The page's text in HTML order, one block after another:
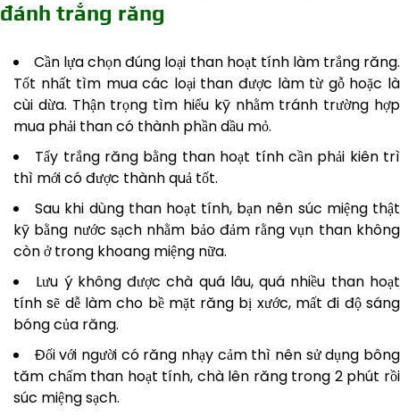
đánh trắng răng
Cần lựa chọn đúng loại than hoạt tính làm trắng răng.
Tốt nhất tìm mua các loại than được làm từ gỗ hoặc là
cùi dừa. Thận trọng tìm hiểu kỹ nhằm tránh trường hợp
mua phải than có thành phần dầu mỏ.
Tẩy trắng răng bằng than hoạt tính cần phải kiên trì
thì mới có được thành quả tốt.
Sau khi dùng than hoạt tính, bạn nên súc miệng thật
kỹ bằng nước sạch nhằm bảo đảm rằng vụn than không
còn ở trong khoang miệng nữa.
Lưu ý không được chà quá lâu, quá nhiều than hoạt
tính sẽ dễ làm cho bề mặt răng bị xước, mất đi độ sáng
bóng của răng.
Đối với người có răng nhạy cảm thì nên sử dụng bông
tăm chấm than hoạt tính, chà lên răng trong 2 phút rồi
súc miệng sạch.